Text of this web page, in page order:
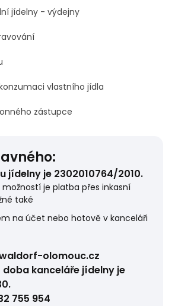
jídelny - výdejny
vlastního jídla
zástupce
jídelny je 2302010764/2010.
je platba přes inkasní
také
na účet nebo hotově v kanceláři
olomouc.cz
doba kanceláře jídelny je
755 954